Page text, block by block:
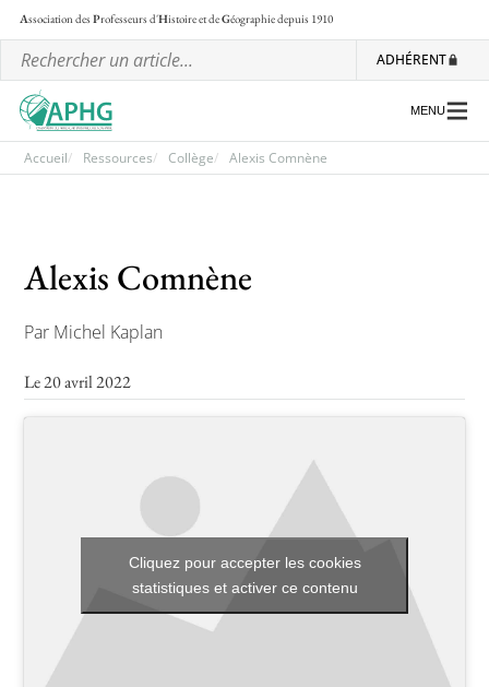
Association desProfesseurs d'Histoire et deGéographiedepuis 1910
ADHÉRENT
Les régionales
Lettre d’information de l’APHG
Toutes les actualités
Les rendez-vous de l’APHG
MENU
Accueil Ressources Collège Alexis Comnène
Alexis Comnène
Par Michel Kaplan
Le 20 avril 2022
Cliquez pour accepter les cookies
statistiques et activer ce contenu